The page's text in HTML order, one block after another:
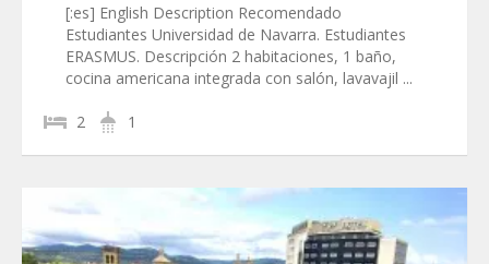
[:es] English Description Recomendado
Estudiantes Universidad de Navarra. Estudiantes
ERASMUS. Descripción 2 habitaciones, 1 baño,
cocina americana integrada con salón, lavavajil ...
2 1